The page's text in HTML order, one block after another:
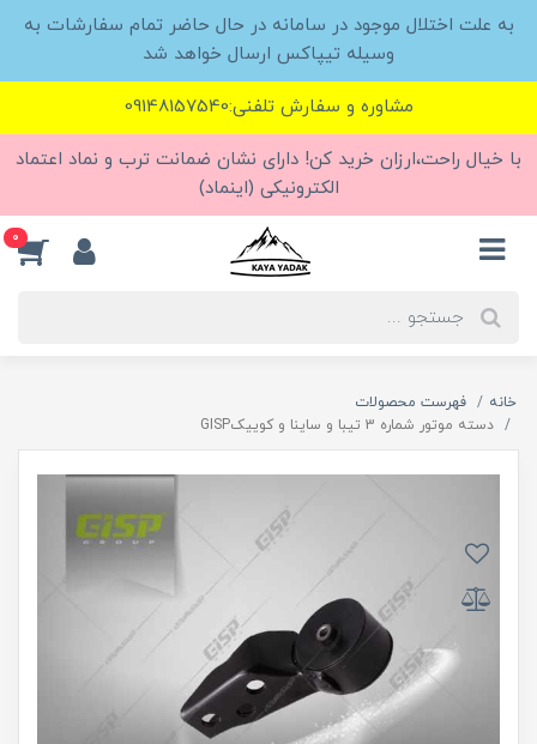
به علت اختلال موجود در سامانه در حال حاضر تمام سفارشات به
وسیله تیپاکس ارسال خواهد شد
مشاوره و سفارش تلفنی:09148157540
با خیال راحت،ارزان خرید کن! دارای نشان ضمانت ترب و نماد اعتماد
الکترونیکی (اینماد)
0
خانه
فهرست محصولات
دسته موتور شماره 3 تیبا و ساینا و کوییکGISP